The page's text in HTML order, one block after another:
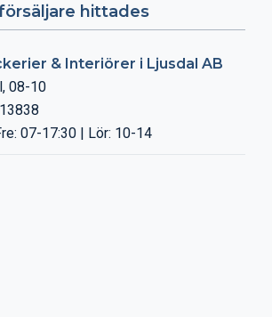
hittades
& Interiörer i Ljusdal AB
08-10
07-17:30 | Lör: 10-14